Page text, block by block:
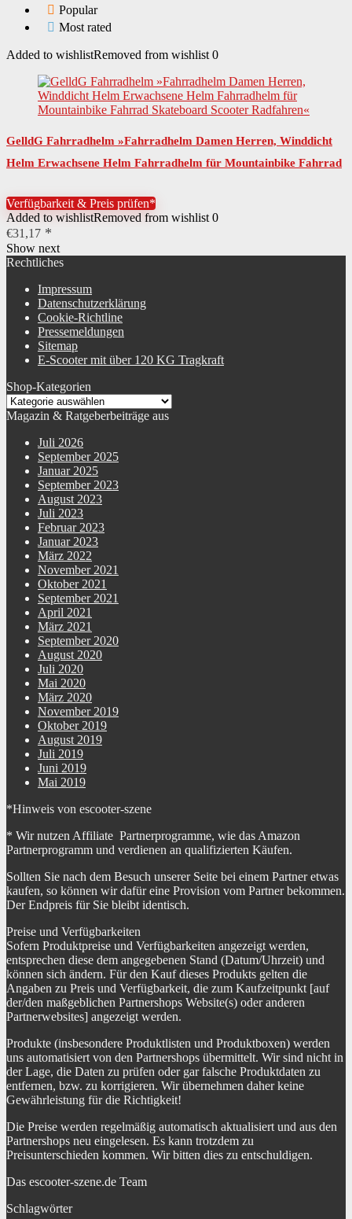
Popular
Most rated
Added to wishlistRemoved from wishlist 0
GelldG Fahrradhelm »Fahrradhelm Damen Herren, Winddicht
Helm Erwachsene Helm Fahrradhelm für Mountainbike Fahrrad
Verfügbarkeit & Preis prüfen*
Added to wishlistRemoved from wishlist 0
€31,17
Show next
Rechtliches
Impressum
Datenschutzerklärung
Cookie-Richtline
Pressemeldungen
Sitemap
E-Scooter mit über 120 KG Tragkraft
Shop-Kategorien
Magazin & Ratgeberbeiträge aus
Juli 2026
September 2025
Januar 2025
September 2023
August 2023
Juli 2023
Februar 2023
Januar 2023
März 2022
November 2021
Oktober 2021
September 2021
April 2021
März 2021
September 2020
August 2020
Juli 2020
Mai 2020
März 2020
November 2019
Oktober 2019
August 2019
Juli 2019
Juni 2019
Mai 2019
*Hinweis von escooter-szene
* Wir nutzen Affiliate Partnerprogramme, wie das Amazon
Partnerprogramm und verdienen an qualifizierten Käufen.
Sollten Sie nach dem Besuch unserer Seite bei einem Partner etwas
kaufen, so können wir dafür eine Provision vom Partner bekommen.
Der Endpreis für Sie bleibt identisch.
Preise und Verfügbarkeiten
Sofern Produktpreise und Verfügbarkeiten angezeigt werden,
entsprechen diese dem angegebenen Stand (Datum/Uhrzeit) und
können sich ändern. Für den Kauf dieses Produkts gelten die
Angaben zu Preis und Verfügbarkeit, die zum Kaufzeitpunkt [auf
der/den maßgeblichen Partnershops Website(s) oder anderen
Partnerwebsites] angezeigt werden.
Produkte (insbesondere Produktlisten und Produktboxen) werden
uns automatisiert von den Partnershops übermittelt. Wir sind nicht in
der Lage, die Daten zu prüfen oder gar falsche Produktdaten zu
entfernen, bzw. zu korrigieren. Wir übernehmen daher keine
Gewährleistung für die Richtigkeit!
Die Preise werden regelmäßig automatisch aktualisiert und aus den
Partnershops neu eingelesen. Es kann trotzdem zu
Preisunterschieden kommen. Wir bitten dies zu entschuldigen.
Das escooter-szene.de Team
Schlagwörter